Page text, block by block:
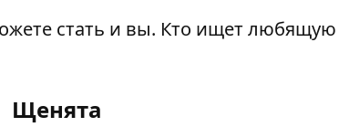
стать и вы. Кто ищет
Щенята